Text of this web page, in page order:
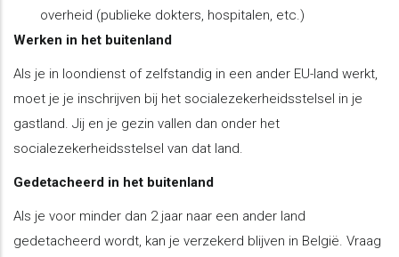
overheid (publieke dokters, hospitalen, etc.)
Werken in het buitenland
Als je in loondienst of zelfstandig in een ander EU-land werkt,
moet je je inschrijven bij het socialezekerheidsstelsel in je
gastland. Jij en je gezin vallen dan onder het
socialezekerheidsstelsel van dat land.
Gedetacheerd in het buitenland
Als je voor minder dan 2 jaar naar een ander land
gedetacheerd wordt, kan je verzekerd blijven in België. Vraag